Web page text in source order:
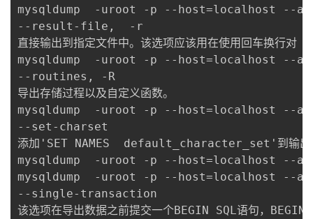
mysqldump  -uroot -p --host=localhost --
--result-file,  -r
直接输出到指定文件中。该选项应该用在使用回车换行
mysqldump  -uroot -p --host=localhost --
--routines, -R
导出存储过程以及自定义函数。
mysqldump  -uroot -p --host=localhost --
--set-charset
添加'SET NAMES  default_character_set'到输出
mysqldump  -uroot -p --host=localhost --
mysqldump  -uroot -p --host=localhost --
--single-transaction
该选项在导出数据之前提交一个BEGIN SQL语句，